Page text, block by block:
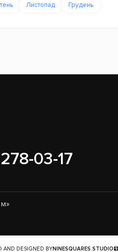
Листопад Грудень
03-17
AND DESIGNED BYNINESQUARES.STUDIO